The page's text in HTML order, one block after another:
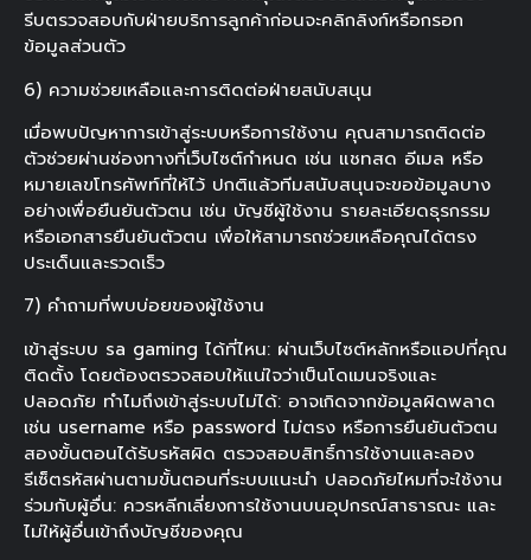
รีบตรวจสอบกับฝ่ายบริการลูกค้าก่อนจะคลิกลิงก์หรือกรอก
ข้อมูลส่วนตัว
6) ความช่วยเหลือและการติดต่อฝ่ายสนับสนุน
เมื่อพบปัญหาการเข้าสู่ระบบหรือการใช้งาน คุณสามารถติดต่อ
ตัวช่วยผ่านช่องทางที่เว็บไซต์กำหนด เช่น แชทสด อีเมล หรือ
หมายเลขโทรศัพท์ที่ให้ไว้ ปกติแล้วทีมสนับสนุนจะขอข้อมูลบาง
อย่างเพื่อยืนยันตัวตน เช่น บัญชีผู้ใช้งาน รายละเอียดธุรกรรม
หรือเอกสารยืนยันตัวตน เพื่อให้สามารถช่วยเหลือคุณได้ตรง
ประเด็นและรวดเร็ว
7) คำถามที่พบบ่อยของผู้ใช้งาน
เข้าสู่ระบบ sa gaming ได้ที่ไหน: ผ่านเว็บไซต์หลักหรือแอปที่คุณ
ติดตั้ง โดยต้องตรวจสอบให้แน่ใจว่าเป็นโดเมนจริงและ
ปลอดภัย ทำไมถึงเข้าสู่ระบบไม่ได้: อาจเกิดจากข้อมูลผิดพลาด
เช่น username หรือ password ไม่ตรง หรือการยืนยันตัวตน
สองขั้นตอนได้รับรหัสผิด ตรวจสอบสิทธิ์การใช้งานและลอง
รีเซ็ตรหัสผ่านตามขั้นตอนที่ระบบแนะนำ ปลอดภัยไหมที่จะใช้งาน
ร่วมกับผู้อื่น: ควรหลีกเลี่ยงการใช้งานบนอุปกรณ์สาธารณะ และ
ไม่ให้ผู้อื่นเข้าถึงบัญชีของคุณ